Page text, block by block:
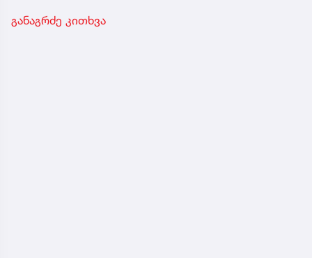
განაგრძე კითხვა